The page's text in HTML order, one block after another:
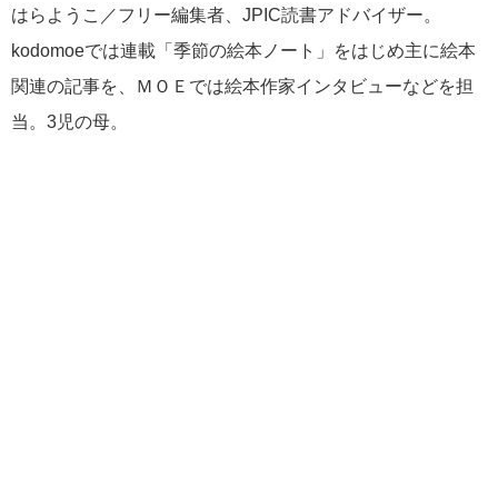
はらようこ／フリー編集者、JPIC読書アドバイザー。
kodomoeでは連載「季節の絵本ノート」をはじめ主に絵本
関連の記事を、ＭＯＥでは絵本作家インタビューなどを担
当。3児の母。